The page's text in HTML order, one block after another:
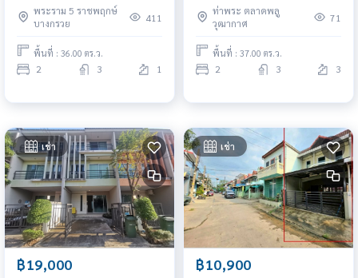
เวสต์วิลล์
พระราม 5 ราชพฤกษ์
บางกรวย
411
พื้นที่ : 36.00 ตร.ว.
2 3 1
วุฒากาศท่าพระ ตลาดพลู
วุฒากาศ
71
พื้นที่ : 37.00 ตร.ว.
2 3 3
เช่า
฿19,000
เช่า
฿10,900